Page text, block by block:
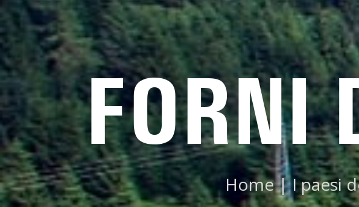
FORNI
Home|I paesi